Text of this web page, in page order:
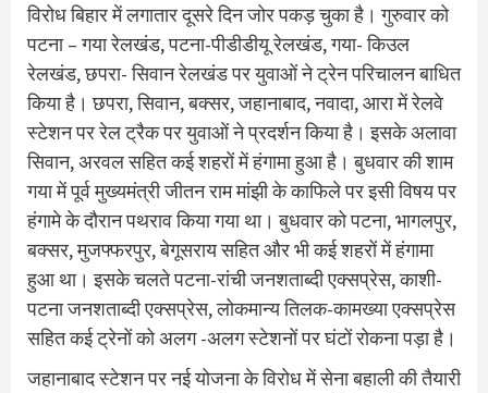
विरोध बिहार में लगातार दूसरे दिन जोर पकड़ चुका है। गुरुवार को
पटना – गया रेलखंड, पटना-पीडीडीयू रेलखंड, गया- किउल
रेलखंड, छपरा- सिवान रेलखंड पर युवाओं ने ट्रेन परिचालन बाधित
किया है। छपरा, सिवान, बक्‍सर, जहानाबाद, नवादा, आरा में रेलवे
स्‍टेशन पर रेल ट्रैक पर युवाओं ने प्रदर्शन किया है। इसके अलावा
सिवान, अरवल सहित कई शहरों में हंगामा हुआ है। बुधवार की शाम
गया में पूर्व मुख्‍यमंत्री जीतन राम मांझी के काफिले पर इसी विषय पर
हंगामे के दौरान पथराव किया गया था। बुधवार को पटना, भागलपुर,
बक्‍सर, मुजफ्फरपुर, बेगूसराय सहित और भी कई शहरों में हंगामा
हुआ था। इसके चलते पटना-रांची जनशताब्‍दी एक्‍सप्रेस, काशी-
पटना जनशताब्‍दी एक्‍सप्रेस, लोकमान्‍य तिलक-कामख्‍या एक्‍सप्रेस
सहित कई ट्रेनों को अलग -अलग स्‍टेशनों पर घंटों रोकना पड़ा है।
जहानाबाद स्‍टेशन पर नई योजना के विरोध में सेना बहाली की तैयारी